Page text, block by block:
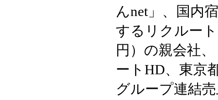
んnet」、国内
するリクルー
円）の親会社
ートHD、東京
グループ連結